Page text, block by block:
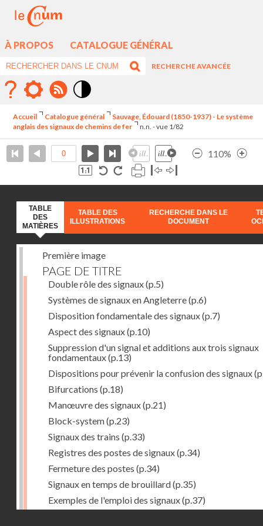
À PROPOS CATALOGUE GÉNÉRAL
RECHERCHE AVANCÉE
élévé
Accueil Catalogue général
Sauvage, Édouard (1850-1937) - Le système
anglais des signaux de chemins de fer
n.n. - vue 1/82
110%
TABLE
DES
MATIÈRES
TABLE DES
ILLUSTRATIONS
RECHERCHE DANS LE
DOCUMENT
Première image
PAGE DE TITRE
Double rôle des signaux(p.5)
Systèmes de signaux en Angleterre(p.6)
Disposition fondamentale des signaux(p.7)
Aspect des signaux(p.10)
Suppression d'un signal et additions aux trois signaux
fondamentaux(p.13)
Dispositions pour prévenir la confusion des signaux
Bifurcations (p.18)
Manœuvre des signaux(p.21)
Block-system(p.23)
Signaux des trains (p.33)
Registres des postes de signaux(p.34)
Fermeture des postes (p.34)
Signaux en temps de brouillard(p.35)
Exemples de l'emploi des signaux(p.37)